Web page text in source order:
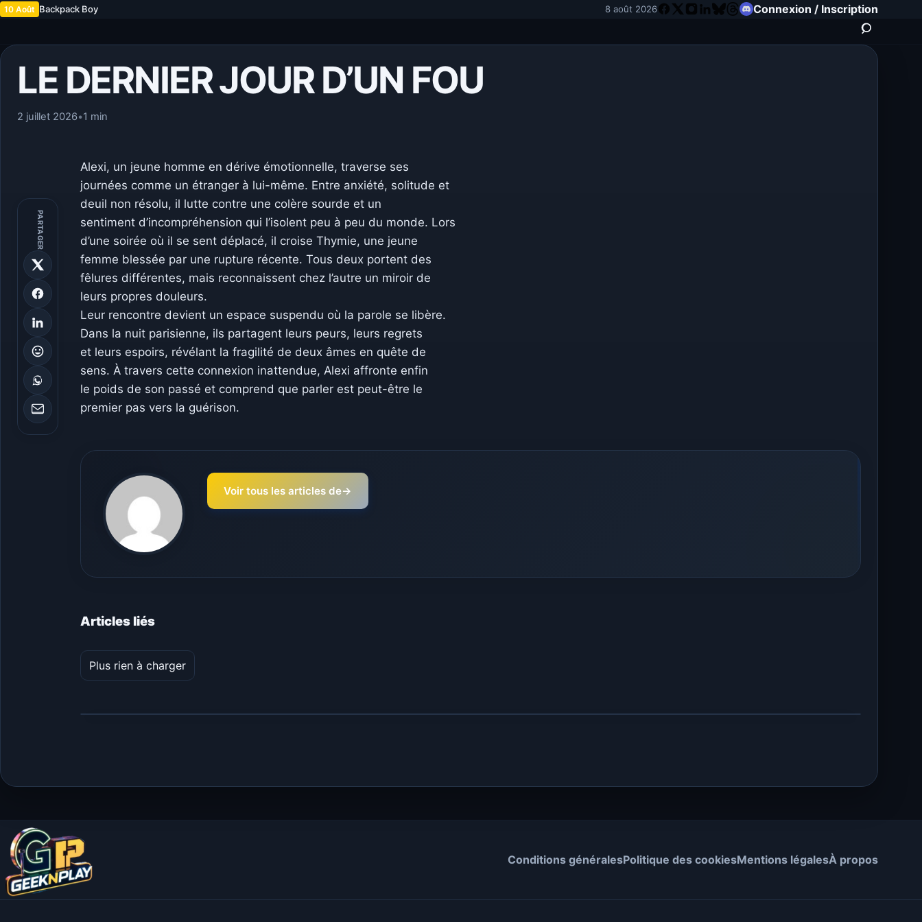
10 Août Backpack Boy 8 août 2026 Connexion / Inscription
LE DERNIER JOUR D’UN FOU
2 juillet 2026•1 min
PARTAGER
Alexi, un jeune homme en dérive émotionnelle, traverse ses
journées comme un étranger à lui-même. Entre anxiété, solitude et
deuil non résolu, il lutte contre une colère sourde et un
sentiment d’incompréhension qui l’isolent peu à peu du monde. Lors
d’une soirée où il se sent déplacé, il croise Thymie, une jeune
femme blessée par une rupture récente. Tous deux portent des
fêlures différentes, mais reconnaissent chez l’autre un miroir de
leurs propres douleurs.
Leur rencontre devient un espace suspendu où la parole se libère.
Dans la nuit parisienne, ils partagent leurs peurs, leurs regrets
et leurs espoirs, révélant la fragilité de deux âmes en quête de
sens. À travers cette connexion inattendue, Alexi affronte enfin
le poids de son passé et comprend que parler est peut-être le
premier pas vers la guérison.
Voir tous les articles de→
Articles liés
Plus rien à charger
Conditions généralesPolitique des cookiesMentions légalesÀ propos